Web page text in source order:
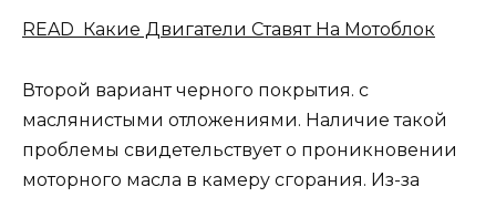
READ Какие Двигатели Ставят На Мотоблок
Второй вариант черного покрытия. с
маслянистыми отложениями. Наличие такой
проблемы свидетельствует о проникновении
моторного масла в камеру сгорания. Из-за